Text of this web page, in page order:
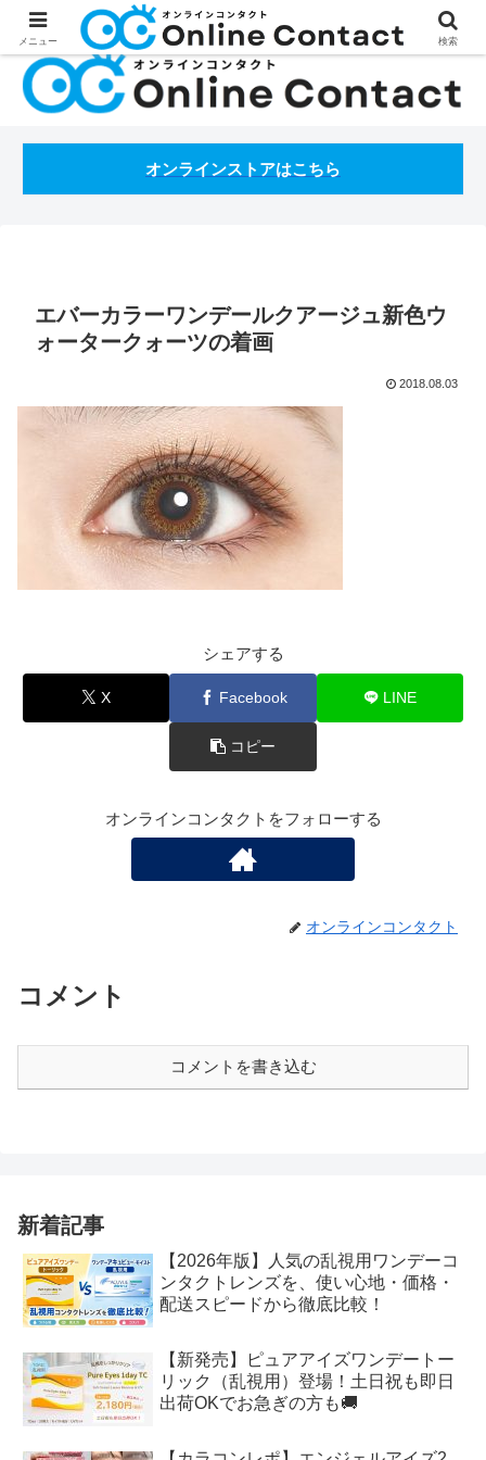
処方箋不要のコンタクトレンズ通販オンラインコンタクトBLOG
オンラインストアはこちら
エバーカラーワンデールクアージュ新色ウ
ォータークォーツの着画
2018.08.03
シェアする
X Facebook LINE
コピー
オンラインコンタクトをフォローする
オンラインコンタクト
コメント
コメントを書き込む
新着記事
【2026年版】人気の乱視用ワンデーコ
ンタクトレンズを、使い心地・価格・
配送スピードから徹底比較！
【新発売】ピュアアイズワンデートー
リック（乱視用）登場！土日祝も即日
出荷OKでお急ぎの方も🚚
メニュー 検索